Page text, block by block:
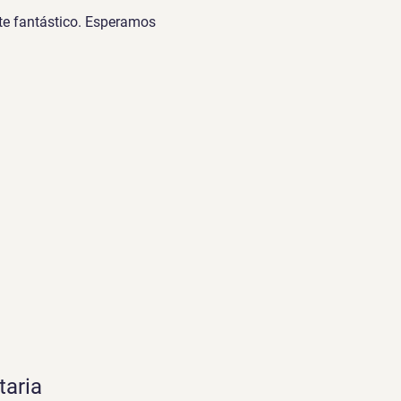
fantástico. Esperamos